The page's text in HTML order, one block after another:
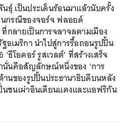
ธ์ุ เป็นประเด็นร้อนมาแล้วนับครั้ง
นกรณีของจอร์จ ฟลอยด์
ที่กลายเป็นการจลาจลตามเมือง
อเมริกา นำไปสู่การรื้อถอนรูปปั้น
ธีโอดอร์ รูสเวลต์’ ที่สร้างเสร็จ
นั่นคือสัญลักษณ์หนึ่งของ ‘การ
านของรูปปั้นประธานาธิบดีบนหลัง
ชนเผ่าอินเดียนแดงและแอฟริกัน